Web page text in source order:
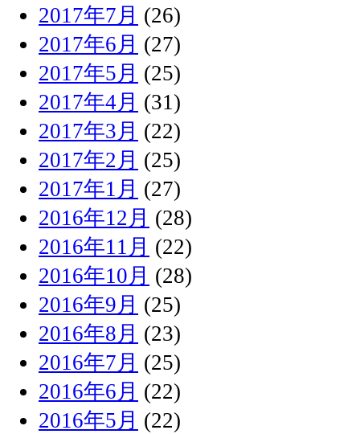
2017年7月 (26)
2017年6月 (27)
2017年5月 (25)
2017年4月 (31)
2017年3月 (22)
2017年2月 (25)
2017年1月 (27)
2016年12月 (28)
2016年11月 (22)
2016年10月 (28)
2016年9月 (25)
2016年8月 (23)
2016年7月 (25)
2016年6月 (22)
2016年5月 (22)